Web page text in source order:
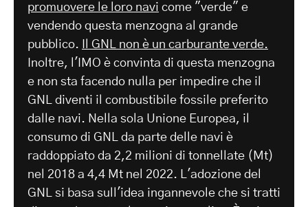
promuovere le loro navi come "verde" e
vendendo questa menzogna al grande
pubblico.
Il GNL non è un carburante verde.
Inoltre, l'IMO è convinta di questa menzogna
e non sta facendo nulla per impedire che il
GNL diventi il combustibile fossile preferito
dalle navi. Nella sola Unione Europea, il
consumo di GNL da parte delle navi è
raddoppiato da 2,2 milioni di tonnellate (Mt)
nel 2018 a 4,4 Mt nel 2022. L'adozione del
GNL si basa sull'idea ingannevole che si tratti